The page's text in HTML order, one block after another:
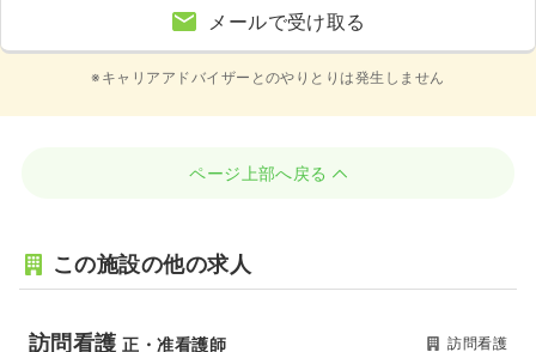
メールで受け取る
※キャリアアドバイザーとのやりとりは発生しません
ページ上部へ戻る
この施設の他の求人
訪問看護正・准看護師 訪問看護